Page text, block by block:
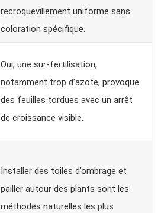
recroquevillement uniforme sans
coloration spécifique.
Oui, une sur-fertilisation,
notamment trop d’azote, provoque
des feuilles tordues avec un arrêt
de croissance visible.
Installer des toiles d’ombrage et
pailler autour des plants sont les
méthodes naturelles les plus